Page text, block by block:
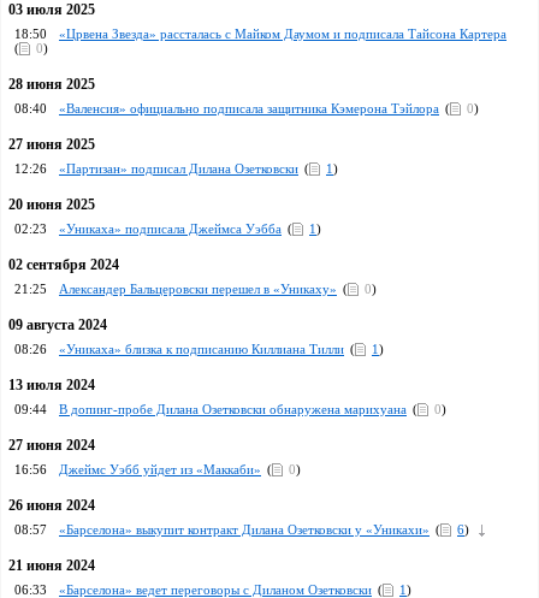
03 июля 2025
18:50
«Црвена Звезда» рассталась с Майком Даумом и подписала Тайсона Картера
(
0)
28 июня 2025
08:40 «Валенсия» официально подписала защитника Кэмерона Тэйлора ( 0)
27 июня 2025
12:26 «Партизан» подписал Дилана Озетковски ( 1)
20 июня 2025
02:23 «Уникаха» подписала Джеймса Уэбба ( 1)
02 сентября 2024
21:25 Александер Бальцеровски перешел в «Уникаху» ( 0)
09 августа 2024
08:26 «Уникаха» близка к подписанию Киллиана Тилли ( 1)
13 июля 2024
09:44 В допинг-пробе Дилана Озетковски обнаружена марихуана ( 0)
27 июня 2024
16:56 Джеймс Уэбб уйдет из «Маккаби» ( 0)
26 июня 2024
08:57 «Барселона» выкупит контракт Дилана Озетковски у «Уникахи» ( 6)
21 июня 2024
06:33 «Барселона» ведет переговоры с Диланом Озетковски ( 1)